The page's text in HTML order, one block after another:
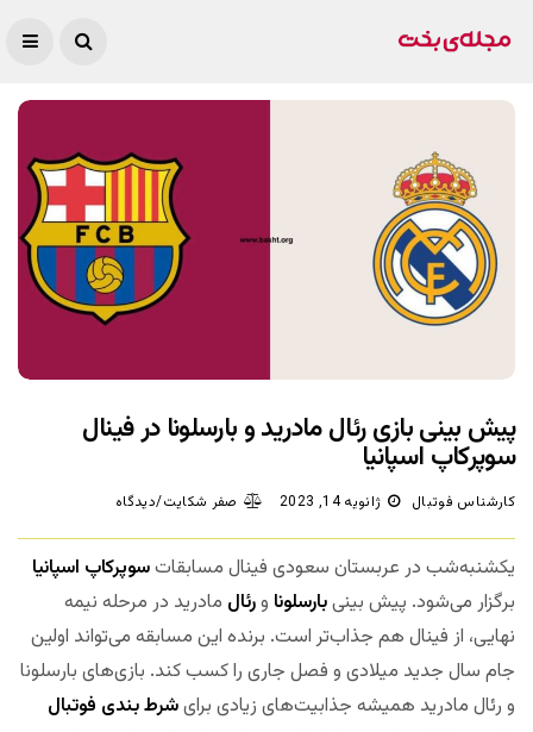
پیش بینی بازی رئال مادرید و بارسلونا در فینال
سوپرکاپ اسپانیا
کارشناس فوتبال ژانویه 14, 2023 صفر شکایت/دیدگاه
یکشنبه‌شب در عربستان سعودی فینال مسابقاتسوپرکاپ اسپانیا
برگزار می‌شود. پیش بینیبارسلونا ورئال مادرید در مرحله نیمه
نهایی، از فینال هم جذاب‌تر است. برنده این مسابقه می‌تواند اولین
جام سال جدید میلادی و فصل جاری را کسب کند. بازی‌های بارسلونا
و رئال مادرید همیشه جذابیت‌های زیادی برایشرط بندی فوتبال